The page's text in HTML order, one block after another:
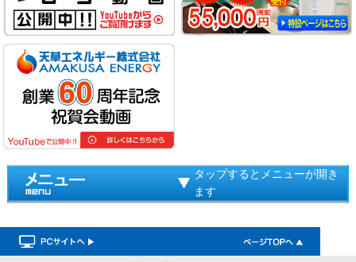
タップするとメニューが開き
ます